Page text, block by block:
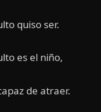
quiso ser.
es el niño,
de atraer.